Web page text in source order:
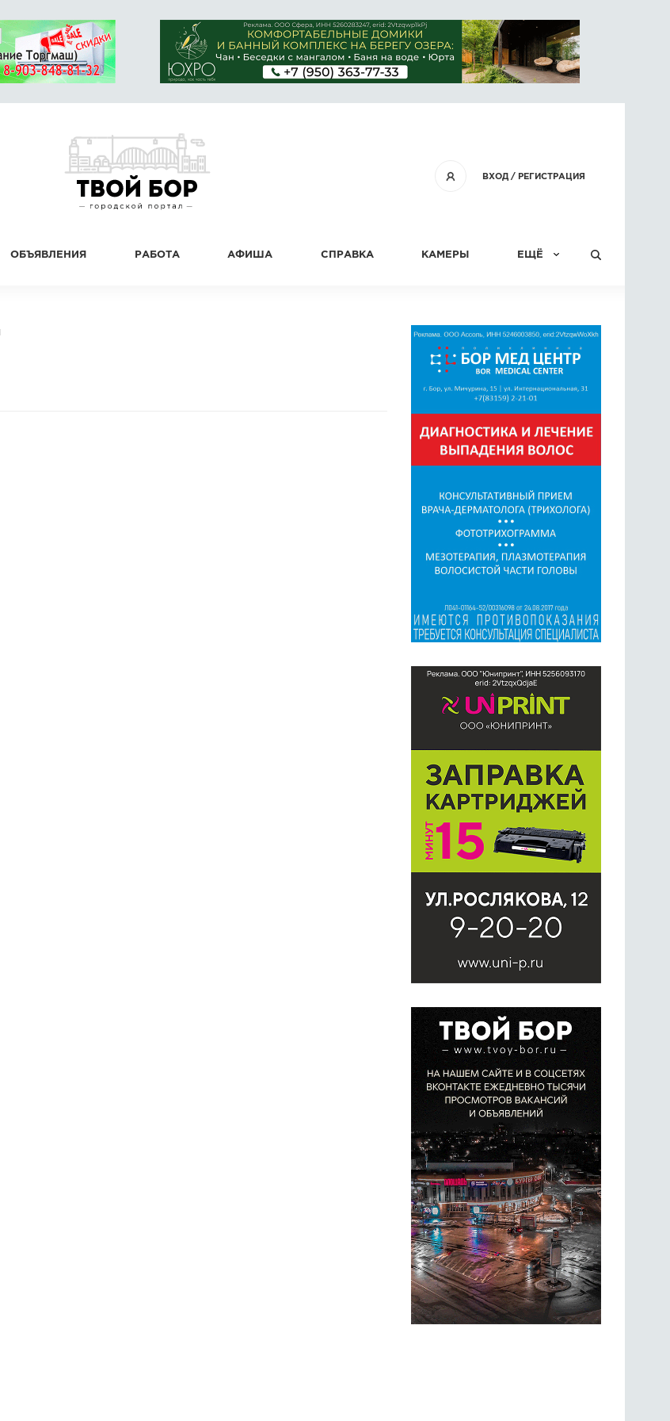
ВХОД/ РЕГИСТРАЦИЯ
ОБЪЯВЛЕНИЯ РАБОТА АФИША СПРАВКА КАМЕРЫ ЕЩЁ
СТАТЬИ
ПРЕДЛОЖИТЬ НОВОСТЬ
ФОТО